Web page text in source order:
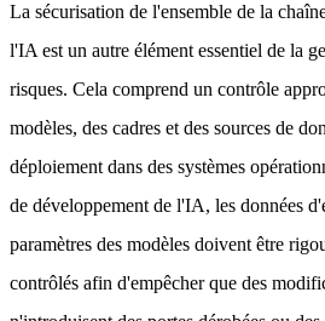
La sécurisation de l'ensemble de la
l'IA est un autre élément essentiel de la
risques. Cela comprend un contrôle
modèles, des cadres et des sources de
déploiement dans des systèmes
de développement de l'IA, les données
paramètres des modèles doivent être
contrôlés afin d'empêcher que des